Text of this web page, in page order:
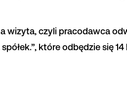
wizyta, czyli pracodawca
które odbędzie się